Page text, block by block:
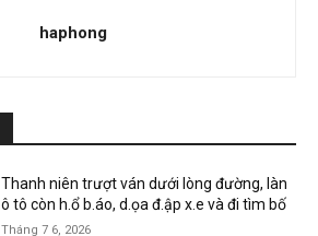
haphong
Thanh niên trượt ván dưới lòng đường, làn
ô tô còn h.ổ b.áo, d.ọa đ.ập x.e và đi tìm bố
Tháng 7 6, 2026